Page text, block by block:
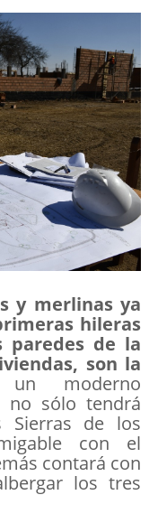
y merlinas ya
hileras
de la
son la
moderno
no sólo tendrá
Sierras de los
con el
contará con
los tres